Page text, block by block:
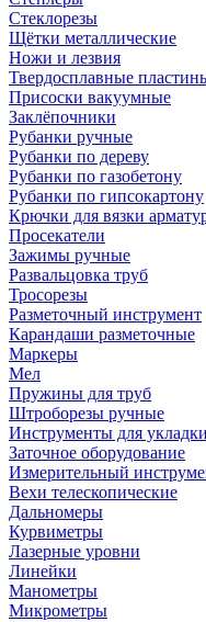
Стеклорезы
Щётки металлические
Ножи и лезвия
Твердосплавные
Присоски вакуумные
Заклёпочники
Рубанки ручные
Рубанки по дереву
Рубанки по газобетону
Рубанки по гипсокартону
Крючки для вязки
Просекатели
Зажимы ручные
Развальцовка труб
Тросорезы
Разметочный инструмент
Карандаши разметочные
Маркеры
Мел
Пружины для труб
Штроборезы ручные
Инструменты для
Заточное оборудование
Измерительный
Вехи телескопические
Дальномеры
Курвиметры
Лазерные уровни
Линейки
Манометры
Микрометры